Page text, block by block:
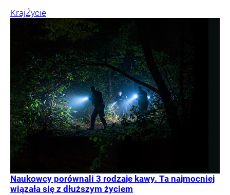
KrajŻycie
Naukowcy porównali 3 rodzaje kawy. Ta najmocniej
wiązała się z dłuższym życiem